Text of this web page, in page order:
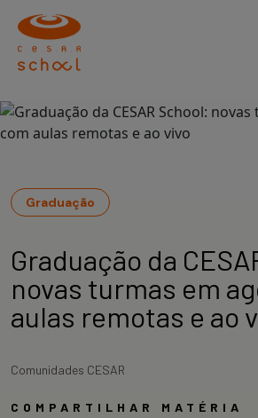
Graduação
Graduação da
novas turmas em
aulas remotas e ao
Comunidades CESAR
COMPARTILHAR MATÉRIA